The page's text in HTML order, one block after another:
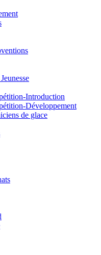
Introduction
Développement
de glace